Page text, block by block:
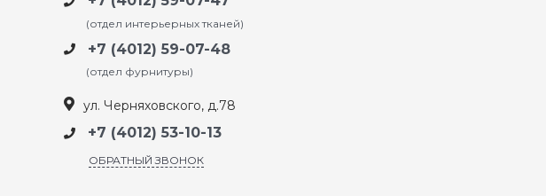
(отдел интерьерных тканей)
+7 (4012) 59-07-48
(отдел фурнитуры)
ул. Черняховского, д.78
+7 (4012) 53-10-13
ОБРАТНЫЙ ЗВОНОК